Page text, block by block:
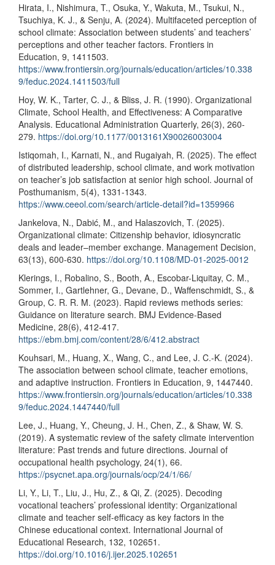
Hirata, I., Nishimura, T., Osuka, Y., Wakuta, M., Tsukui, N.,
Tsuchiya, K. J., & Senju, A. (2024). Multifaceted perception of
school climate: Association between students’ and teachers’
perceptions and other teacher factors. Frontiers in
Education, 9, 1411503.
https://www.frontiersin.org/journals/education/articles/10.338
9/feduc.2024.1411503/full
Hoy, W. K., Tarter, C. J., & Bliss, J. R. (1990). Organizational
Climate, School Health, and Effectiveness: A Comparative
Analysis. Educational Administration Quarterly, 26(3), 260-
279. https://doi.org/10.1177/0013161X90026003004
Istiqomah, I., Karnati, N., and Rugaiyah, R. (2025). The effect
of distributed leadership, school climate, and work motivation
on teacher’s job satisfaction at senior high school. Journal of
Posthumanism, 5(4), 1331-1343.
https://www.ceeol.com/search/article-detail?id=1359966
Jankelova, N., Dabić, M., and Halaszovich, T. (2025).
Organizational climate: Citizenship behavior, idiosyncratic
deals and leader–member exchange. Management Decision,
63(13), 600-630. https://doi.org/10.1108/MD-01-2025-0012
Klerings, I., Robalino, S., Booth, A., Escobar-Liquitay, C. M.,
Sommer, I., Gartlehner, G., Devane, D., Waffenschmidt, S., &
Group, C. R. R. M. (2023). Rapid reviews methods series:
Guidance on literature search. BMJ Evidence-Based
Medicine, 28(6), 412-417.
https://ebm.bmj.com/content/28/6/412.abstract
Kouhsari, M., Huang, X., Wang, C., and Lee, J. C.-K. (2024).
The association between school climate, teacher emotions,
and adaptive instruction. Frontiers in Education, 9, 1447440.
https://www.frontiersin.org/journals/education/articles/10.338
9/feduc.2024.1447440/full
Lee, J., Huang, Y., Cheung, J. H., Chen, Z., & Shaw, W. S.
(2019). A systematic review of the safety climate intervention
literature: Past trends and future directions. Journal of
occupational health psychology, 24(1), 66.
https://psycnet.apa.org/journals/ocp/24/1/66/
Li, Y., Li, T., Liu, J., Hu, Z., & Qi, Z. (2025). Decoding
vocational teachers’ professional identity: Organizational
climate and teacher self-efficacy as key factors in the
Chinese educational context. International Journal of
Educational Research, 132, 102651.
https://doi.org/10.1016/j.ijer.2025.102651